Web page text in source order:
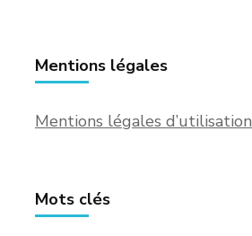
Mentions légales
Mentions légales d’utilisation
Mots clés